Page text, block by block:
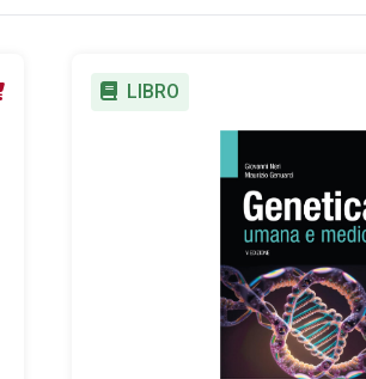
LIBRO